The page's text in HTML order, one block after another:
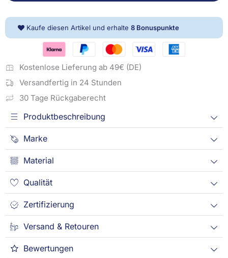
Menge
Kaufe diesen Artikel und erhalte 8 Bonuspunkte
Kostenlose Lieferung ab 49€ (DE)
Versandfertig in 24 Stunden
30 Tage Rückgaberecht
Produktbeschreibung
Marke
Material
Qualität
Zertifizierung
Versand & Retouren
Bewertungen